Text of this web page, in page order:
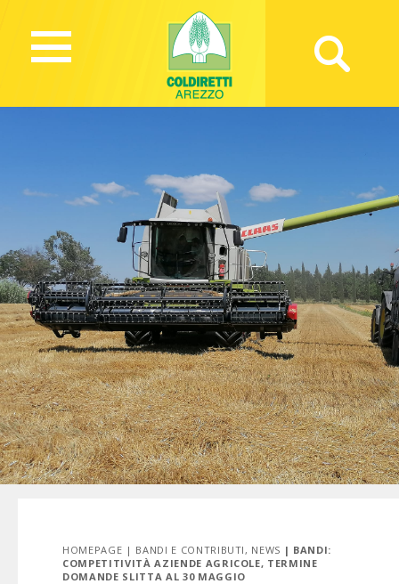
HOMEPAGE | BANDI E CONTRIBUTI, NEWS | BANDI:
COMPETITIVITÀ AZIENDE AGRICOLE, TERMINE
DOMANDE SLITTA AL 30 MAGGIO